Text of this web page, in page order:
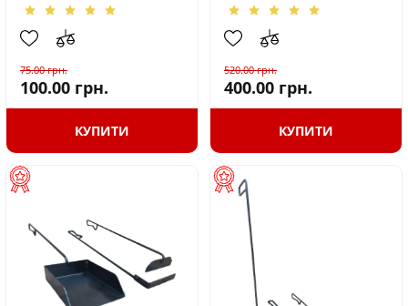
75.00грн.
100.00 грн.
КУПИТИ
520.00грн.
400.00 грн.
КУПИТИ